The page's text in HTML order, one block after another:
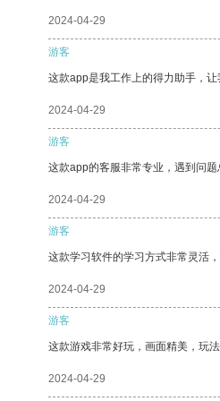
2024-04-29
游客
这款app是我工作上的得力助手，
2024-04-29
游客
这款app的客服非常专业，遇到问题
2024-04-29
游客
这款学习软件的学习方式非常灵活
2024-04-29
游客
这款游戏非常好玩，画面精美，玩法
2024-04-29